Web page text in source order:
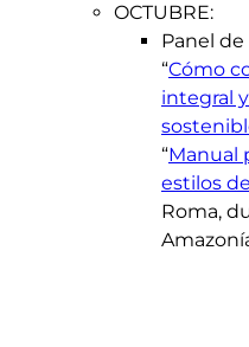
OCTUBRE:
Panel
“Cómo
integral
“Manual
estilos
Roma,